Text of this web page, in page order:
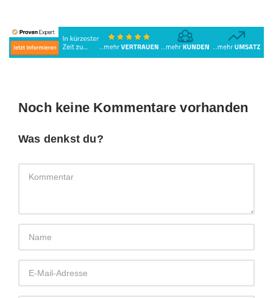
Noch keine Kommentare vorhanden
Was denkst du?